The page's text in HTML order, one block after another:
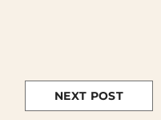
NEXT POST